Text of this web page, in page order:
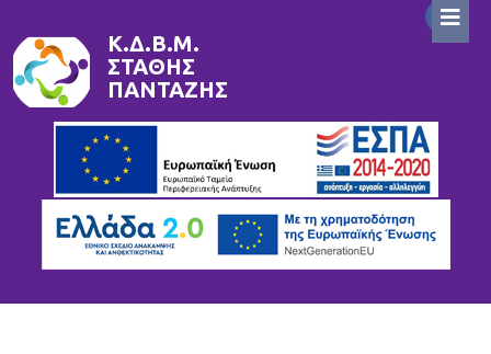
content
Κ.Δ.Β.Μ.
ΣΤΆΘΗΣ
ΠΑΝΤΑΖΉΣ